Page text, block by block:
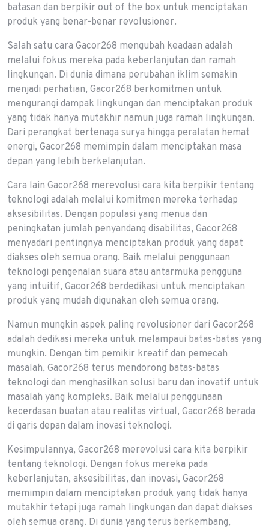
batasan dan berpikir out of the box untuk menciptakan
produk yang benar-benar revolusioner.
Salah satu cara Gacor268 mengubah keadaan adalah
melalui fokus mereka pada keberlanjutan dan ramah
lingkungan. Di dunia dimana perubahan iklim semakin
menjadi perhatian, Gacor268 berkomitmen untuk
mengurangi dampak lingkungan dan menciptakan produk
yang tidak hanya mutakhir namun juga ramah lingkungan.
Dari perangkat bertenaga surya hingga peralatan hemat
energi, Gacor268 memimpin dalam menciptakan masa
depan yang lebih berkelanjutan.
Cara lain Gacor268 merevolusi cara kita berpikir tentang
teknologi adalah melalui komitmen mereka terhadap
aksesibilitas. Dengan populasi yang menua dan
peningkatan jumlah penyandang disabilitas, Gacor268
menyadari pentingnya menciptakan produk yang dapat
diakses oleh semua orang. Baik melalui penggunaan
teknologi pengenalan suara atau antarmuka pengguna
yang intuitif, Gacor268 berdedikasi untuk menciptakan
produk yang mudah digunakan oleh semua orang.
Namun mungkin aspek paling revolusioner dari Gacor268
adalah dedikasi mereka untuk melampaui batas-batas yang
mungkin. Dengan tim pemikir kreatif dan pemecah
masalah, Gacor268 terus mendorong batas-batas
teknologi dan menghasilkan solusi baru dan inovatif untuk
masalah yang kompleks. Baik melalui penggunaan
kecerdasan buatan atau realitas virtual, Gacor268 berada
di garis depan dalam inovasi teknologi.
Kesimpulannya, Gacor268 merevolusi cara kita berpikir
tentang teknologi. Dengan fokus mereka pada
keberlanjutan, aksesibilitas, dan inovasi, Gacor268
memimpin dalam menciptakan produk yang tidak hanya
mutakhir tetapi juga ramah lingkungan dan dapat diakses
oleh semua orang. Di dunia yang terus berkembang,